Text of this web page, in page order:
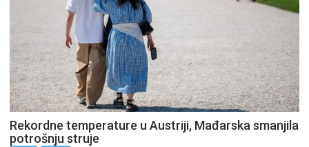
Rekordne temperature u Austriji, Mađarska smanjila
potrošnju struje